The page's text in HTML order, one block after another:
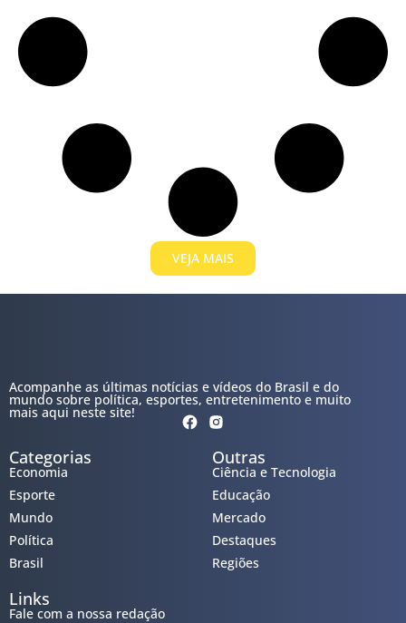
VEJA MAIS
Acompanhe as últimas notícias e vídeos do Brasil e do
mundo sobre política, esportes, entretenimento e muito
mais aqui neste site!
Categorias
Economia
Esporte
Mundo
Política
Brasil
Outras
Ciência e Tecnologia
Educação
Mercado
Destaques
Regiões
Links
Fale com a nossa redação